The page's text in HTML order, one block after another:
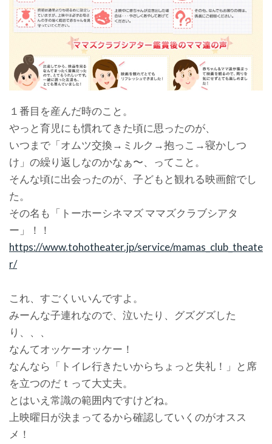
１番目を産んだ時のこと。
やっと育児にも慣れてきた頃に思ったのが、
いつまで「オムツ交換→ミルク→抱っこ→寝かしつ
け」の繰り返しなのかなぁ〜、ってこと。
そんな頃に出会ったのが、子どもと観れる映画館でし
た。
その名も「トーホーシネマズ ママズクラブシアタ
ー」！！
https://www.tohotheater.jp/service/mamas_club_theate
r/
これ、すごくいいんですよ。
みーんな子連れなので、泣いたり、グズグズした
り、、、
なんてオッケーオッケー！
なんなら「トイレ行きたいからちょっと失礼！」と席
を立つのだｔって大丈夫。
とはいえ常識の範囲内ですけどね。
上映曜日が決まってるから確認していくのがオスス
メ！